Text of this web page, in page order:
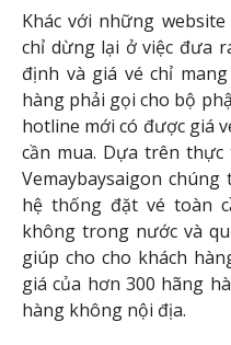
Khác với những
chỉ dừng lại ở việc đưa
định và giá vé chỉ
hàng phải gọi cho bộ
hotline mới có được giá
cần mua. Dựa trên
Vemaybaysaigon
hệ thống đặt vé toàn
không trong nước và
giúp cho cho khách
giá của hơn 300 hãng
hàng không nội địa.